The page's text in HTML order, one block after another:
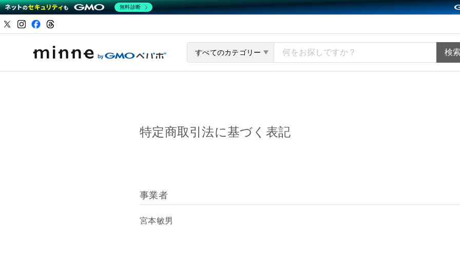
すべてのカテゴリー
特定商取引法に基づく表記
事業者
宮本敏男
無料診断